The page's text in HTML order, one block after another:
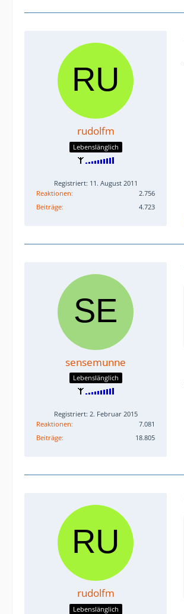
rudolfm
Lebenslänglich
Registriert: 11. August 2011
Reaktionen
2.756
Beiträge
4.723
sensemunne
Lebenslänglich
Registriert: 2. Februar 2015
Reaktionen
7.081
Beiträge
18.805
rudolfm
Lebenslänglich